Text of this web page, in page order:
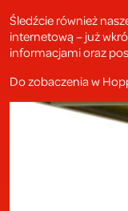
Śledźcie również
internetową – już
informacjami oraz
Do zobaczenia w